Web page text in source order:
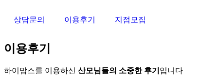
상담문의 이용후기 지점모집
이용후기
하이맘스를 이용하신 산모님들의 소중한 후기 입니다